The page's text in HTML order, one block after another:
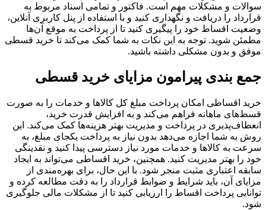
سوالات و مشکلات مهم است. فاکتور و تمامی اسناد مربوط به
قرارداد را دریافت و نگهداری کنید و با استفاده از پنل کاربری آنلاین،
وضعیت اقساط خود را پیگیری کنید تا از پرداخت به موقع آن‌ها
مطمئن شوید. توجه به این نکات به شما کمک می‌کند تا خرید قسطی
موفق و بدون مشکلی داشته باشید.
جمع بندی پیرامون مزایای خرید قسطی
خرید اقساطی امکان پرداخت مبلغ کل کالاها و خدمات را به صورت
قسط‌های ماهانه فراهم می‌کند و به افزایش قدرت خرید،
انعطاف‌پذیری در پرداخت و مدیریت بهتر هزینه‌ها کمک می‌کند. این
روش به شما اجازه می‌دهد بدون نیاز به پرداخت یکجای مبلغ، به
سرعت به کالاها و خدمات مورد نیاز دسترسی پیدا کنید و نقدینگی
خود را بهتر مدیریت کنید. همچنین، خرید اقساطی می‌تواند به ایجاد
سابقه اعتباری مثبت منجر شود. با این حال، برای بهره‌مندی از
مزایای آن، باید شرایط و ضوابط قرارداد را به دقت مطالعه کرده و
توانایی پرداخت اقساط را ارزیابی کنید تا از مشکلات مالی جلوگیری
شود.